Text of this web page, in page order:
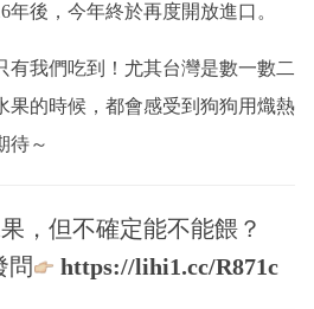
後，今年終於再度開放進口。
有我們吃到！尤其台灣是數一數二
果的時候，都會感受到狗狗用熾熱
待～
，但不確定能不能餵？
問
https://lihi1.cc/R871c